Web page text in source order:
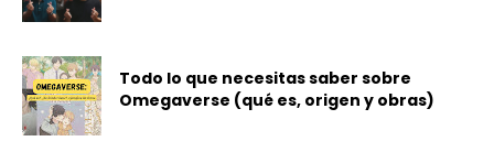
Todo lo que necesitas saber sobre
Omegaverse (qué es, origen y obras)